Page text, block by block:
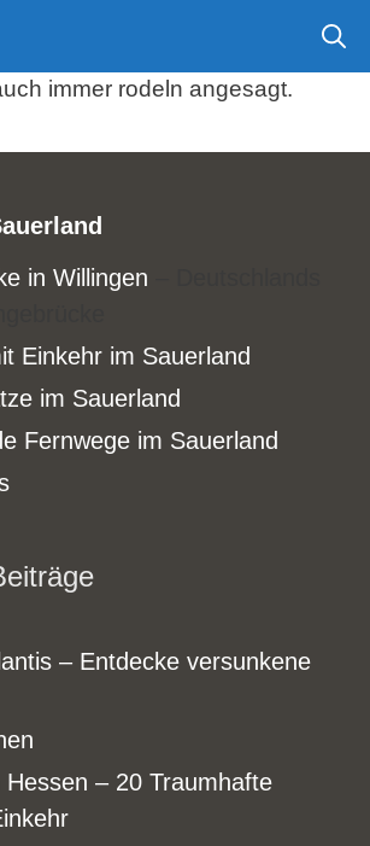
immer rodeln angesagt.
in Willingen
Einkehr im Sauerland
im Sauerland
Fernwege im Sauerland
– Entdecke versunkene
Hessen – 20 Traumhafte